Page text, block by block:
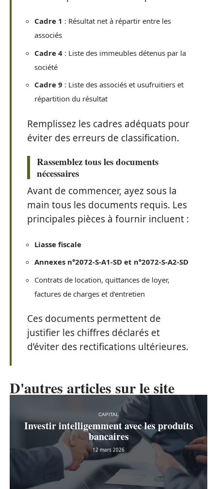
Cadre 1 : Résultat net à répartir entre les
associés
Cadre 4 : Liste des immeubles détenus par la
société
Cadre 9 : Liste des associés et usufruitiers et
répartition du résultat
Remplissez les cadres adéquats pour
éviter des erreurs de classification.
Rassemblez tous les documents
nécessaires
Avant de commencer, ayez sous la
main tous les documents requis. Les
principales pièces à fournir incluent :
Liasse fiscale
Annexes n°2072-S-A1-SD et n°2072-S-A2-SD
Contrats de location, quittances de loyer,
factures de charges et d’entretien
Ces documents permettent de
justifier les chiffres déclarés et
d’éviter des rectifications ultérieures.
D'autres articles sur le site
CAPITAL
Investir intelligemment avec les produits
bancaires
12 mars 2026